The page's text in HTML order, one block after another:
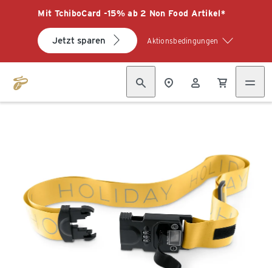
Mit TchiboCard -15% ab 2 Non Food Artikel*
Jetzt sparen Aktionsbedingungen